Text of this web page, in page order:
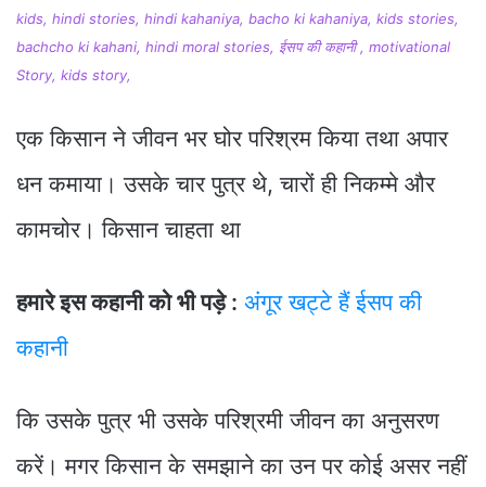
kids, hindi stories, hindi kahaniya, bacho ki kahaniya, kids stories,
bachcho ki kahani, hindi moral stories, ईसप की कहानी , motivational
Story, kids story,
एक किसान ने जीवन भर घोर परिश्रम किया तथा अपार
धन कमाया। उसके चार पुत्र थे, चारों ही निकम्मे और
कामचोर। किसान चाहता था
हमारे इस कहानी को भी पड़े : अंगूर खट्टे हैं ईसप की
कहानी
कि उसके पुत्र भी उसके परिश्रमी जीवन का अनुसरण
करें। मगर किसान के समझाने का उन पर कोई असर नहीं